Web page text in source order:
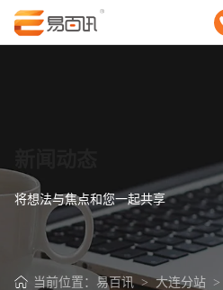
将想法与焦点和您一起共享
当前位置： 易百讯>大连分站>